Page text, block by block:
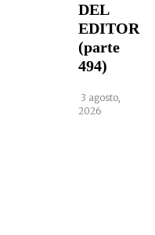
DEL
EDITOR
(parte
494)
3 agosto,
2026